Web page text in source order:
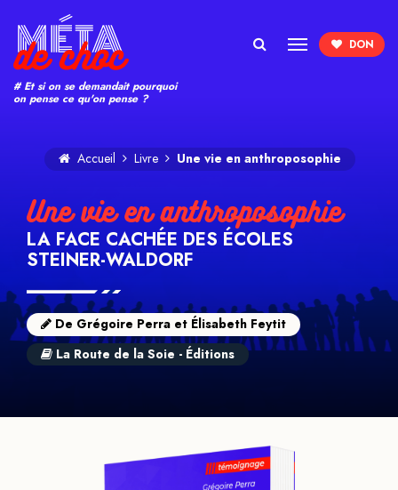
# Et si on se demandait pourquoi
on pense ce qu'on pense ?
Accueil Livre Une vie en anthroposophie
LA FACE CACHÉE DES ÉCOLES
STEINER-WALDORF
Une vie en anthroposophie
De Grégoire Perra et Élisabeth Feytit
La Route de la Soie - Éditions